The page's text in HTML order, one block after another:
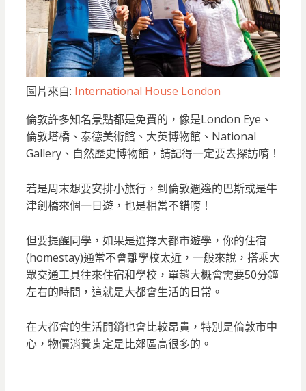
圖片來自: International House London
倫敦許多知名景點都是免費的，像是London Eye、
倫敦塔橋、泰德美術館、大英博物館、National
Gallery、自然歷史博物館，請記得一定要去探訪唷！
若是周末想要安排小旅行，到倫敦週邊的巴斯或是牛
津劍橋來個一日遊，也是相當不錯唷！
但要提醒同學，如果是選擇大都市遊學，你的住宿
(homestay)通常不會離學校太近，一般來說，搭乘大
眾交通工具往來住宿和學校，單趟大概會需要50分鐘
左右的時間，這就是大都會生活的日常。
在大都會的生活開銷也會比較昂貴，特別是倫敦市中
心，物價消費肯定是比郊區高很多的。